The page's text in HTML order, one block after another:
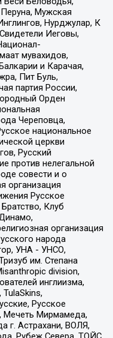
Мужская
Нурджулар, К
Иеговы,
мувахидов,
и Карачая,
Пит Буль,
партия России,
Орден
Череповца,
национальное
церкви
Русский
против нелегальной
совести и о
организация
Русское
Клуб
организация
народа
УНА - УНСО,
им. Степана
division,
инглиизма,
Русское
Мечеть Мирмамеда,
г. Астрахани, ВОЛЯ,